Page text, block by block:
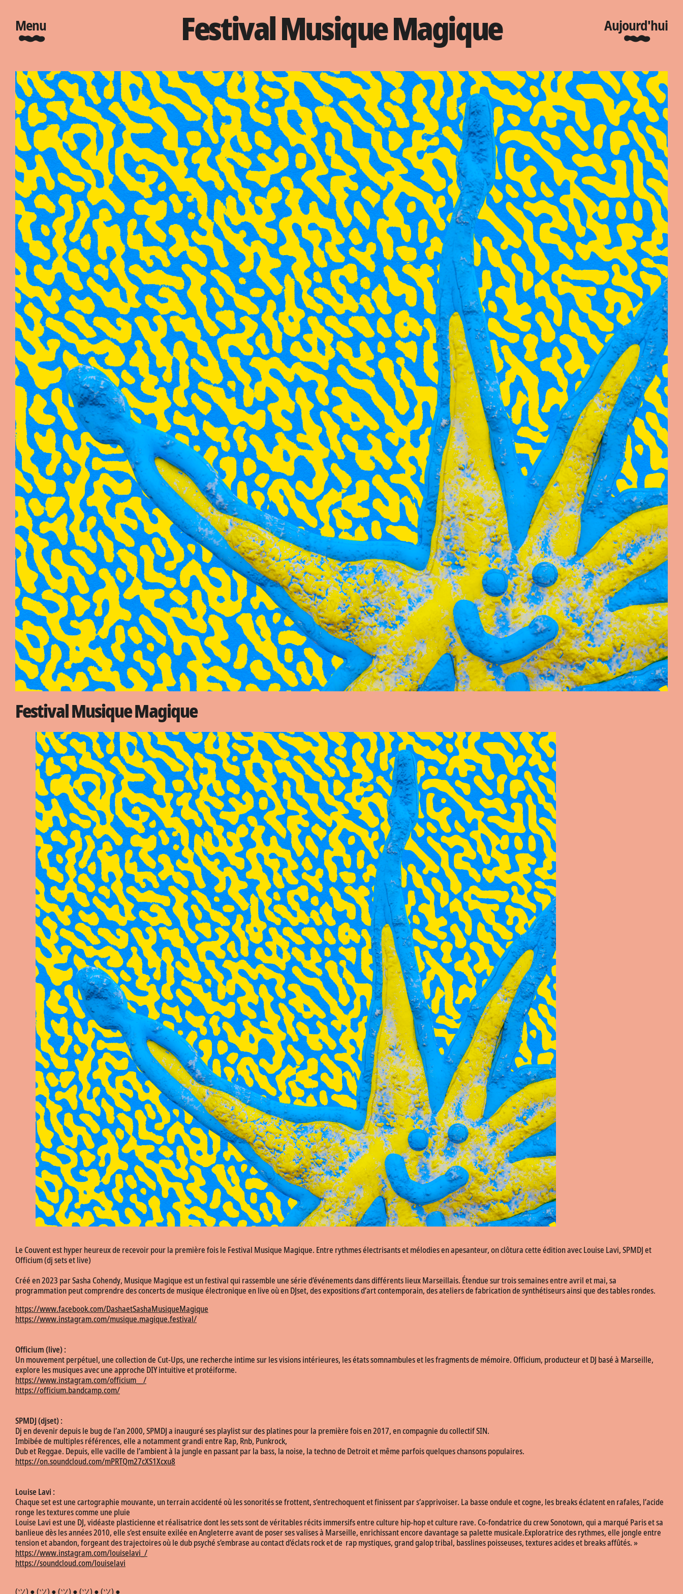
Menu Festival Musique Magique Aujourd'hui
Festival Musique Magique
Le Couvent est hyper heureux de recevoir pour la première fois le Festival Musique Magique. Entre rythmes électrisants et mélodies en apesanteur, on clôtura cette édition avec Louise Lavi, SPMDJ et
Officium (dj sets et live)
Créé en 2023 par Sasha Cohendy, Musique Magique est un festival qui rassemble une série d’événements dans différents lieux Marseillais. Étendue sur trois semaines entre avril et mai, sa
programmation peut comprendre des concerts de musique électronique en live où en DJset, des expositions d’art contemporain, des ateliers de fabrication de synthétiseurs ainsi que des tables rondes.
https://www.facebook.com/DashaetSashaMusiqueMagique
https://www.instagram.com/musique.magique.festival/
Officium (live) :
Un mouvement perpétuel, une collection de Cut-Ups, une recherche intime sur les visions intérieures, les états somnambules et les fragments de mémoire. Officium, producteur et DJ basé à Marseille,
explore les musiques avec une approche DIY intuitive et protéiforme.
https://www.instagram.com/officium__/
https://officium.bandcamp.com/
SPMDJ (djset) :
Dj en devenir depuis le bug de l’an 2000, SPMDJ a inauguré ses playlist sur des platines pour la première fois en 2017, en compagnie du collectif SIN.
Imbibée de multiples références, elle a notamment grandi entre Rap, Rnb, Punkrock,
Dub et Reggae. Depuis, elle vacille de l’ambient à la jungle en passant par la bass, la noise, la techno de Detroit et même parfois quelques chansons populaires.
https://on.soundcloud.com/mPRTQm27cXS1Xcxu8
Louise Lavi :
Chaque set est une cartographie mouvante, un terrain accidenté où les sonorités se frottent, s’entrechoquent et finissent par s’apprivoiser. La basse ondule et cogne, les breaks éclatent en rafales, l’acide
ronge les textures comme une pluie
Louise Lavi est une DJ, vidéaste plasticienne et réalisatrice dont les sets sont de véritables récits immersifs entre culture hip-hop et culture rave. Co-fondatrice du crew Sonotown, qui a marqué Paris et sa
banlieue dès les années 2010, elle s’est ensuite exilée en Angleterre avant de poser ses valises à Marseille, enrichissant encore davantage sa palette musicale.Exploratrice des rythmes, elle jongle entre
tension et abandon, forgeant des trajectoires où le dub psyché s’embrase au contact d’éclats rock et de rap mystiques, grand galop tribal, basslines poisseuses, textures acides et breaks affûtés. »
https://www.instagram.com/louiselavi_/
https://soundcloud.com/louiselavi
(ツ) ● (ツ) ● (ツ) ● (ツ) ● (ツ) ●